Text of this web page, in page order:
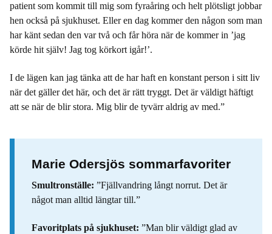
patient som kommit till mig som fyraåring och helt plötsligt jobbar
hen också på sjukhuset. Eller en dag kommer den någon som man
har känt sedan den var två och får höra när de kommer in ’jag
körde hit själv! Jag tog körkort igår!’.
I de lägen kan jag tänka att de har haft en konstant person i sitt liv
när det gäller det här, och det är rätt tryggt. Det är väldigt häftigt
att se när de blir stora. Mig blir de tyvärr aldrig av med.”
Marie Odersjös sommarfavoriter
Smultronställe: ”Fjällvandring långt norrut. Det är
något man alltid längtar till.”
Favoritplats på sjukhuset: ”Man blir väldigt glad av